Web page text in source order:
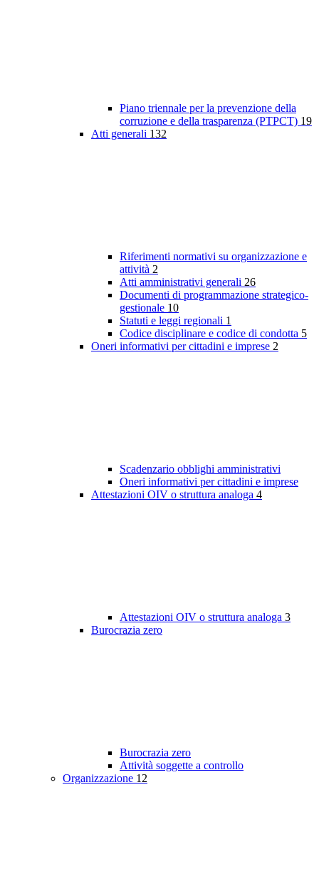
Piano triennale per la prevenzione della
corruzione e della trasparenza (PTPCT) 19
Atti generali 132
Riferimenti normativi su organizzazione e
attività 2
Atti amministrativi generali 26
Documenti di programmazione strategico-
gestionale 10
Statuti e leggi regionali 1
Codice disciplinare e codice di condotta 5
Oneri informativi per cittadini e imprese 2
Scadenzario obblighi amministrativi
Oneri informativi per cittadini e imprese
Attestazioni OIV o struttura analoga 4
Attestazioni OIV o struttura analoga 3
Burocrazia zero
Burocrazia zero
Attività soggette a controllo
Organizzazione 12